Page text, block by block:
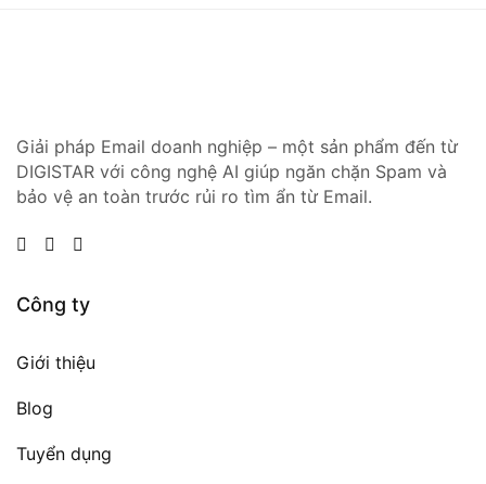
Giải pháp Email doanh nghiệp – một sản phẩm đến từ
DIGISTAR với công nghệ AI giúp ngăn chặn Spam và
bảo vệ an toàn trước rủi ro tìm ẩn từ Email.
Công ty
Giới thiệu
Blog
Tuyển dụng